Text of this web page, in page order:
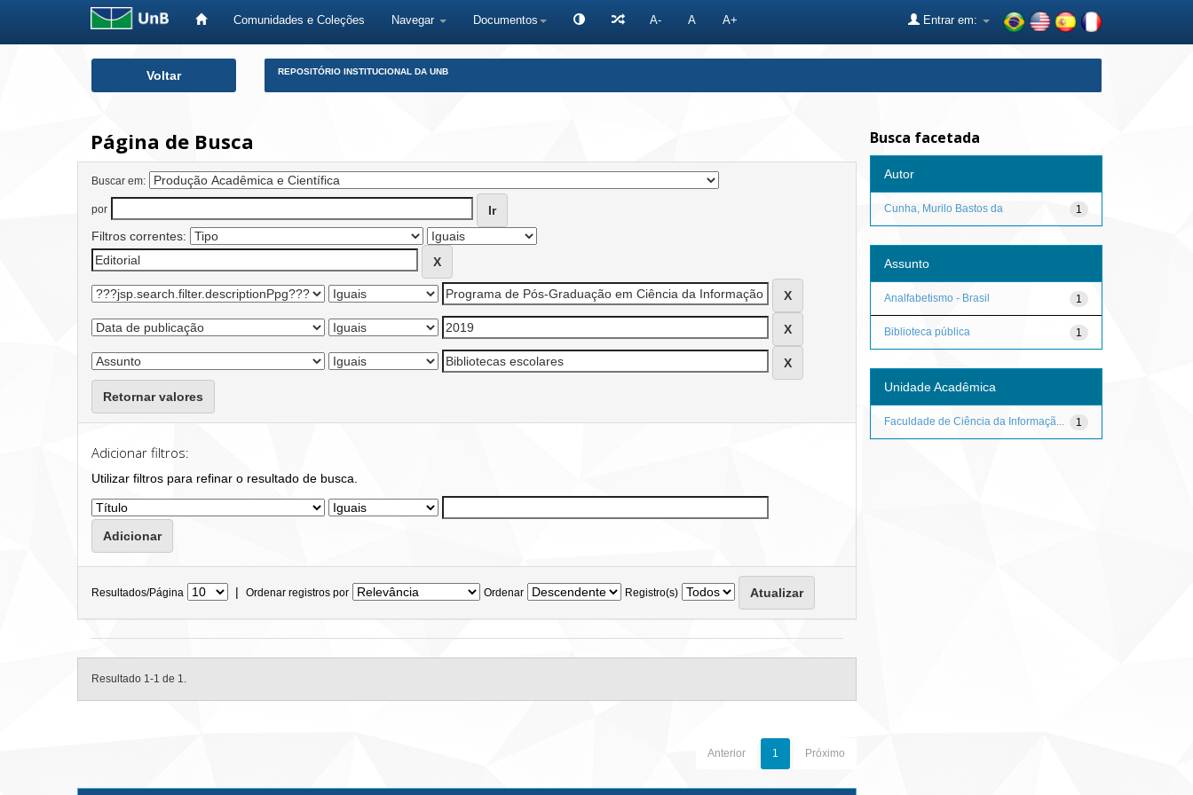
Comunidades e Coleções Navegar Documentos A- A A+ Entrar em:
Voltar REPOSITÓRIO INSTITUCIONAL DA UNB
Página de Busca
Buscar em:
por
Filtros correntes:
Retornar valores
Adicionar filtros:
Utilizar filtros para refinar o resultado de busca.
Resultados/Página | Ordenar registros por Ordenar Registro(s)
Resultado 1-1 de 1.
Anterior 1 Próximo
Busca facetada
Autor
1
Cunha, Murilo Bastos da
Assunto
1
Analfabetismo - Brasil
1
Biblioteca pública
Unidade Acadêmica
1
Faculdade de Ciência da Informaçã...